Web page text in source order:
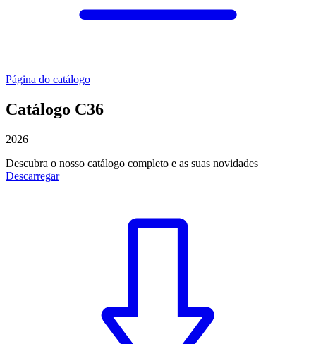
Página do catálogo
Catálogo C36
2026
Descubra o nosso catálogo completo e as suas novidades
Descarregar